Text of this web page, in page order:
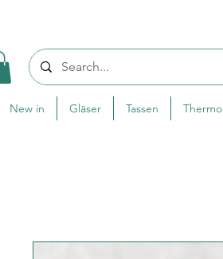
New in Gläser Tassen Thermo